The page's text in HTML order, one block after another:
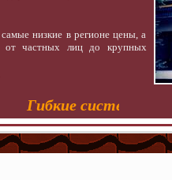
низкие в регионе цены, а
от частных лиц до крупных
Гибкие системы скидок